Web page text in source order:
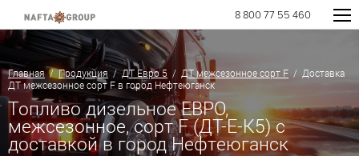
8 800 77 55 460
Главная/Продукция/ДТ Евро 5 / ДТ межсезонное сорт F / Доставка
ДТ межсезонное сорт F в город Нефтеюганск
Топливо дизельное ЕВРО,
межсезонное, сорт F (ДТ-Е-К5) с
доставкой в город Нефтеюганск